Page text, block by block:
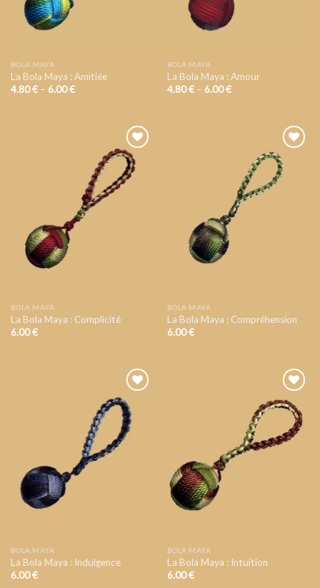
BOLA MAYA
La Bola Maya : Amitiée
4.80€– 6.00€
BOLA MAYA
La Bola Maya : Amour
4.80€– 6.00€
AJOUTER
A VOTRE
BOLA MAYA
La Bola Maya : Complicité
6.00€
AJOUTER
A VOTRE
BOLA MAYA
La Bola Maya : Compréhension
6.00€
AJOUTER
A VOTRE
LISTE DE
BOLA MAYA
La Bola Maya : Indulgence
6.00€
AJOUTER
A VOTRE
LISTE DE
BOLA MAYA
La Bola Maya : Intuition
6.00€